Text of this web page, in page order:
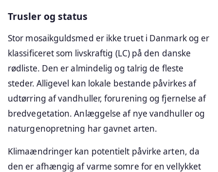
Trusler og status
Stor mosaikguldsmed er ikke truet i Danmark og er
klassificeret som livskraftig (LC) på den danske
rødliste. Den er almindelig og talrig de fleste
steder. Alligevel kan lokale bestande påvirkes af
udtørring af vandhuller, forurening og fjernelse af
bredvegetation. Anlæggelse af nye vandhuller og
naturgenopretning har gavnet arten.
Klimaændringer kan potentielt påvirke arten, da
den er afhængig af varme somre for en vellykket